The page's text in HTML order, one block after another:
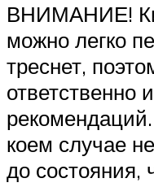
ВНИМАНИЕ!
можно легко
треснет,
ответственно
коем случае
до состояния,